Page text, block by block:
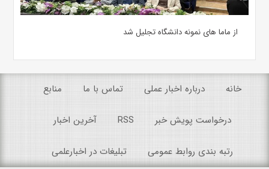
از ماما های نمونه دانشگاه تجلیل شد
خانه درباره اخبار عملی تماس با ما منابع
درخواست پویش خبر RSS آخرین اخبار
رتبه بندی روابط عمومی تبلیغات در اخبارعلمی